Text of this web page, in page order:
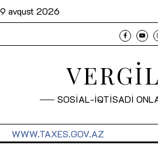
9 avqust 2026
SOSİAL-İQTİSADİ
WWW.TAXES.GOV.AZ